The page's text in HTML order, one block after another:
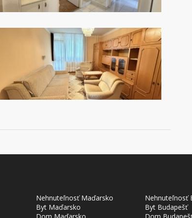
Nehnuteľnosť Maďarsko
Byt Maďarsko
Nehnuteľnosť
Byt Budapešť